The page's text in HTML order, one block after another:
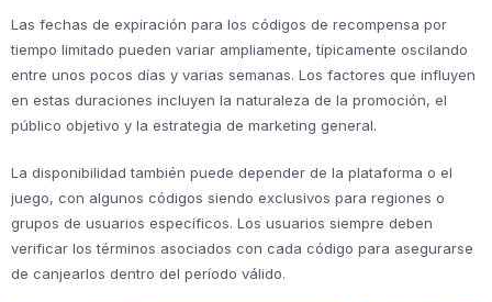
Las fechas de expiración para los códigos de recompensa por
tiempo limitado pueden variar ampliamente, típicamente oscilando
entre unos pocos días y varias semanas. Los factores que influyen
en estas duraciones incluyen la naturaleza de la promoción, el
público objetivo y la estrategia de marketing general.
La disponibilidad también puede depender de la plataforma o el
juego, con algunos códigos siendo exclusivos para regiones o
grupos de usuarios específicos. Los usuarios siempre deben
verificar los términos asociados con cada código para asegurarse
de canjearlos dentro del período válido.